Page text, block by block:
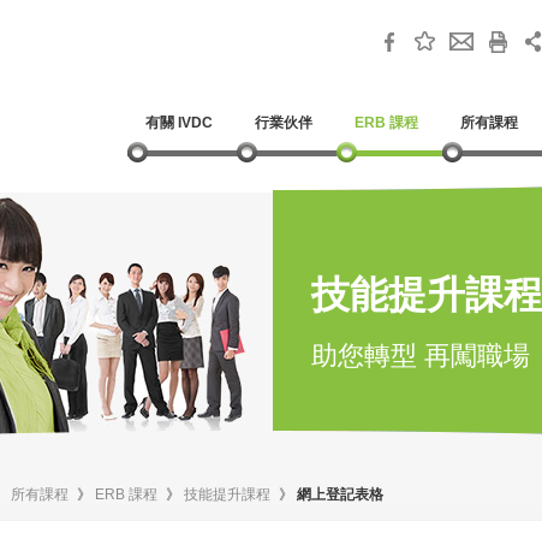
有關 IVDC 行業伙伴 ERB 課程 所有課程
技能提升課程
助您轉型 再闖職場
所有課程 》 ERB 課程 》 技能提升課程 》 網上登記表格